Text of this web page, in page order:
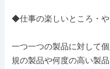
◆仕事の楽しいところ・
一つ一つの製品に対して
規の製品や何度の高い製